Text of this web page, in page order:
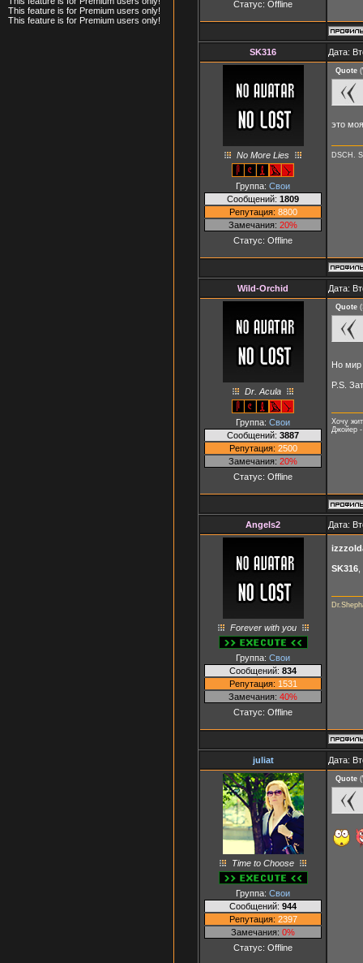
This feature is for Premium users only!
This feature is for Premium users only!
Статус: Offline
SK316 Дата:
No More Lies
Группа: Свои
Сообщений: 1809
Репутация: 8800
Замечания: 20%
Статус: Offline
Quote (
это
DSCH.
Wild-Orchid Дата:
Dr. Acula
Группа: Свои
Сообщений: 3887
Репутация: 2500
Замечания: 20%
Статус: Offline
Quote (
Но мир
P.S.
Хочу
Джойер
Angels2 Дата:
Forever with you
Группа: Свои
Сообщений: 834
Репутация: 1531
Замечания: 40%
Статус: Offline
SK316
juliat Дата:
Time to Choose
Группа: Свои
Сообщений: 944
Репутация: 2397
Замечания: 0%
Статус: Offline
Quote (